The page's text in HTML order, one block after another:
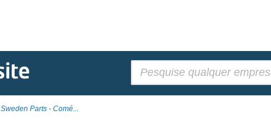
Sweden Parts - Comé...